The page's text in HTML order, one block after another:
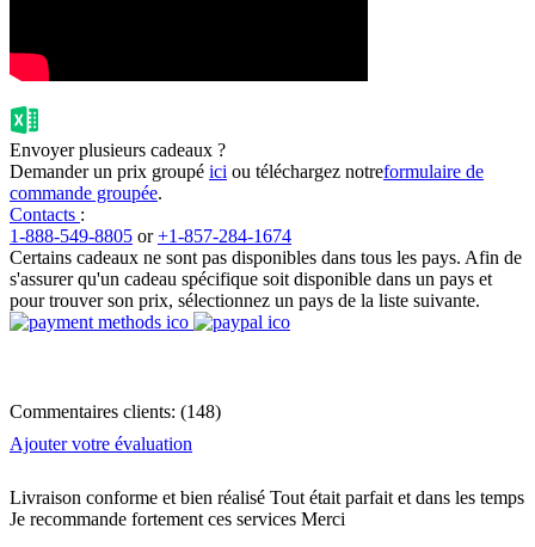
Envoyer plusieurs cadeaux ?
Demander un prix groupé ici ou téléchargez notreformulaire de
commande groupée.
Contacts :
1-888-549-8805 or+1-857-284-1674
Certains cadeaux ne sont pas disponibles dans tous les pays. Afin de
s'assurer qu'un cadeau spécifique soit disponible dans un pays et
pour trouver son prix, sélectionnez un pays de la liste suivante.
Commentaires clients: (148)
Ajouter votre évaluation
Livraison conforme et bien réalisé Tout était parfait et dans les temps
Je recommande fortement ces services Merci